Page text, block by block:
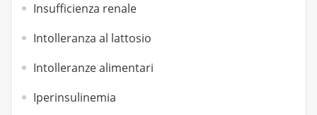
Insufficienza renale
Intolleranza al lattosio
Intolleranze alimentari
Iperinsulinemia